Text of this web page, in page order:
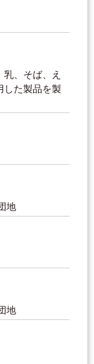
、そば、え
した製品を製
団地
団地